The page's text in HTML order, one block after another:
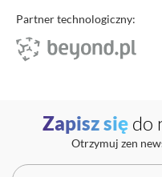
Transfer domeny
Poczta e-mail
Generator haseł
Sprawdź IP
Program partnerski
Blog
Kariera
Ochrona Danych
Uptime zenbox
Zapisz się do
Otrzymuj zen
Partner technologiczny: